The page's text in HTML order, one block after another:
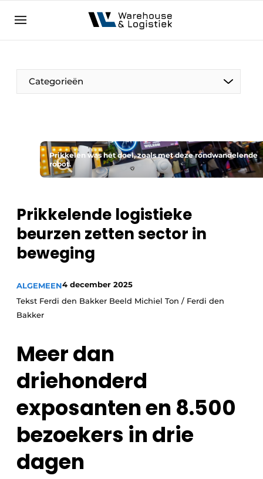
NL EN
Categorieën
Prikkelen was het doel, zoals met deze rondwandelende
robot.
Prikkelende logistieke
beurzen zetten sector in
beweging
ALGEMEEN4 december 2025
Tekst Ferdi den Bakker Beeld Michiel Ton / Ferdi den
Bakker
Meer dan
driehonderd
exposanten en 8.500
bezoekers in drie
dagen